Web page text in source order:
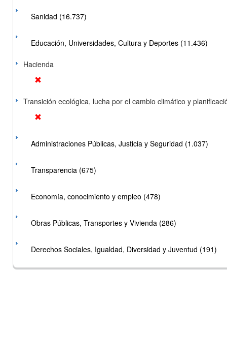
Sanidad (16.737)
Educación, Universidades, Cultura y Deportes (11.436)
Hacienda
Transición ecológica, lucha por el cambio climático y
Administraciones Públicas, Justicia y Seguridad (1.037)
Transparencia (675)
Economía, conocimiento y empleo (478)
Obras Públicas, Transportes y Vivienda (286)
Derechos Sociales, Igualdad, Diversidad y Juventud (191)